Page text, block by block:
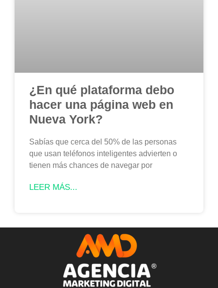
¿En qué plataforma debo
hacer una página web en
Nueva York?
Sabías que cerca del 50% de las personas
que usan teléfonos inteligentes advierten o
tienen más chances de navegar por
LEER MÁS...